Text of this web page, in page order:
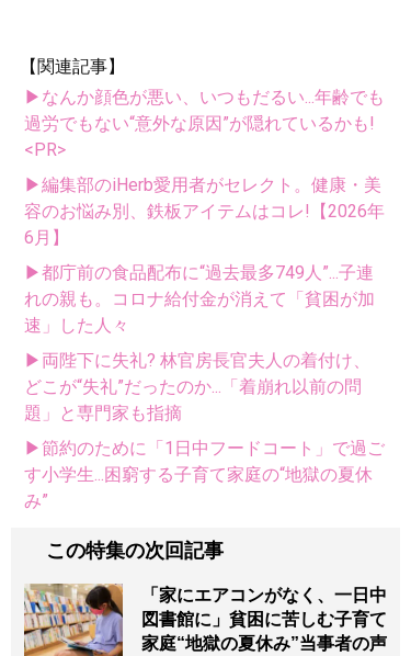
【関連記事】
▶なんか顔色が悪い、いつもだるい...年齢でも
過労でもない“意外な原因”が隠れているかも!
<PR>
▶編集部のiHerb愛用者がセレクト。健康・美
容のお悩み別、鉄板アイテムはコレ!【2026年
6月】
▶都庁前の食品配布に“過去最多749人”...子連
れの親も。コロナ給付金が消えて「貧困が加
速」した人々
▶両陛下に失礼? 林官房長官夫人の着付け、
どこが“失礼”だったのか...「着崩れ以前の問
題」と専門家も指摘
▶節約のために「1日中フードコート」で過ご
す小学生...困窮する子育て家庭の“地獄の夏休
み”
この特集の次回記事
「家にエアコンがなく、一日中
図書館に」貧困に苦しむ子育て
家庭“地獄の夏休み”当事者の声